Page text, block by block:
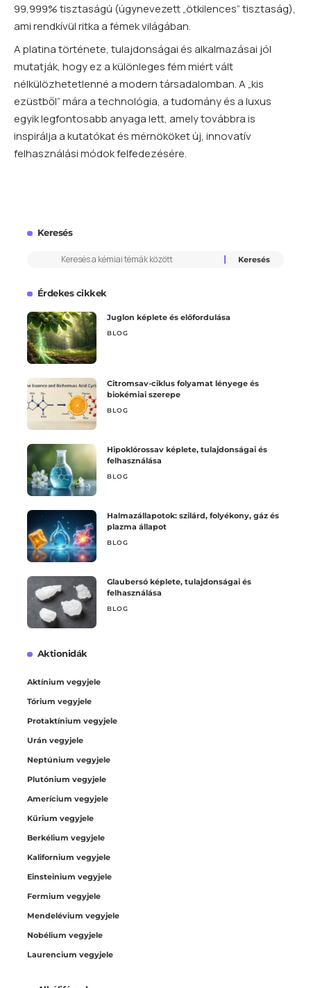
99,999% tisztaságú (úgynevezett „ötkilences” tisztaság),
ami rendkívül ritka a fémek világában.
A platina története, tulajdonságai és alkalmazásai jól
mutatják, hogy ez a különleges fém miért vált
nélkülözhetetlenné a modern társadalomban. A „kis
ezüstből” mára a technológia, a tudomány és a luxus
egyik legfontosabb anyaga lett, amely továbbra is
inspirálja a kutatókat és mérnököket új, innovatív
felhasználási módok felfedezésére.
Keresés
Érdekes cikkek
Juglon képlete és előfordulása
BLOG
Citromsav-ciklus folyamat lényege és
biokémiai szerepe
BLOG
Hipoklórossav képlete, tulajdonságai és
felhasználása
BLOG
Halmazállapotok: szilárd, folyékony, gáz és
plazma állapot
BLOG
Glaubersó képlete, tulajdonságai és
felhasználása
BLOG
Aktionidák
Aktínium vegyjele
Tórium vegyjele
Protaktínium vegyjele
Urán vegyjele
Neptúnium vegyjele
Plutónium vegyjele
Amerícium vegyjele
Kűrium vegyjele
Berkélium vegyjele
Kalifornium vegyjele
Einsteinium vegyjele
Fermium vegyjele
Mendelévium vegyjele
Nobélium vegyjele
Laurencium vegyjele